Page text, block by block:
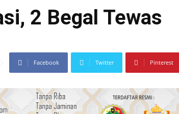
2 Begal Tewas
Facebook Twitter Pinterest